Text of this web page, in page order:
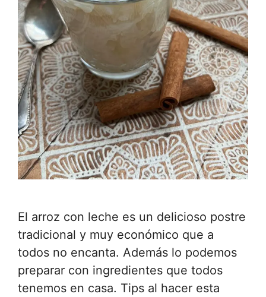
El arroz con leche es un delicioso postre
tradicional y muy económico que a
todos no encanta. Además lo podemos
preparar con ingredientes que todos
tenemos en casa. Tips al hacer esta